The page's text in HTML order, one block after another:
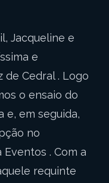
Jacqueline e
e
Cedral . Logo
o ensaio do
e, em seguida,
no
. Com a
requinte